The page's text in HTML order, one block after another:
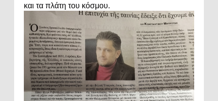
και τα πλάτη του κόσμου.